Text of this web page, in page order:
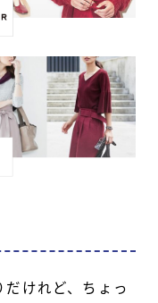
けれど、ちょっ